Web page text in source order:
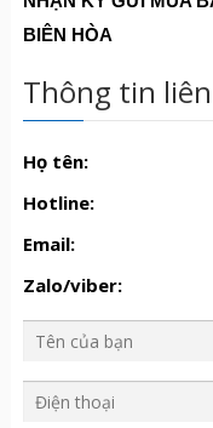
BIÊN HÒA
Thông tin
Họ tên:
Hotline:
Email:
Zalo/viber: